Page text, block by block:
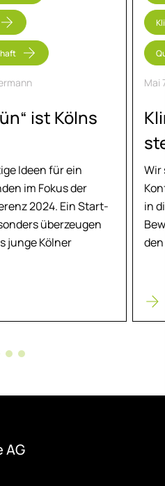
ist Kölns
Ideen für ein
im Fokus der
2024. Ein Start-
überzeugen
junge Kölner
Mai
Wir
in
AG